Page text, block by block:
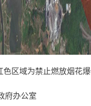
色区域为禁止燃放烟花
民政府办公